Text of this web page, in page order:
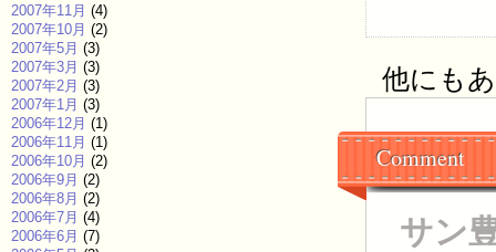
他にも
Comment
サン
2007年11月 (4)
2007年10月 (2)
2007年5月 (3)
2007年3月 (3)
2007年2月 (3)
2007年1月 (3)
2006年12月 (1)
2006年11月 (1)
2006年10月 (2)
2006年9月 (2)
2006年8月 (2)
2006年7月 (4)
2006年6月 (7)